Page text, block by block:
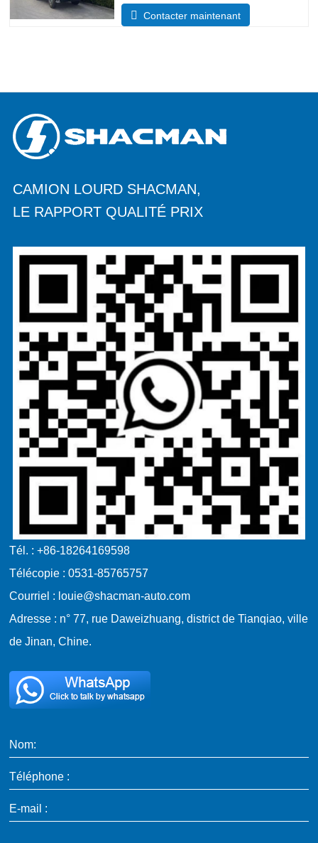
Système d’entraînement 6×4 Dimensions
(L*l*H)(mm) Total 8385*2490*3450 Corps
Contacter maintenant
CAMION LOURD SHACMAN,
LE RAPPORT QUALITÉ PRIX
Tél. : +86-18264169598
Télécopie : 0531-85765757
Courriel : louie@shacman-auto.com
Adresse : n° 77, rue Daweizhuang, district de Tianqiao, ville
de Jinan, Chine.
Nom:
Téléphone :
E-mail :